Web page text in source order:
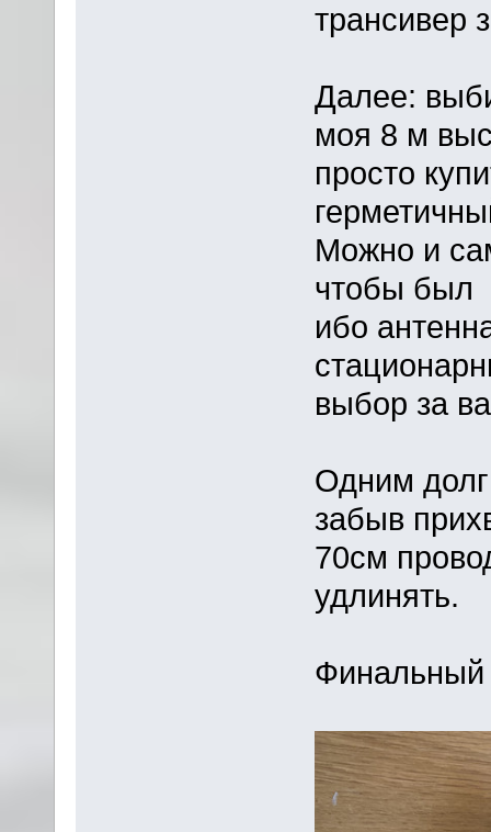
трансивер
Далее:
моя 8 м
просто
Можно и
чтобы был
ибо
выбор за
Одним
забыв
70см
удлинять.
Финальный